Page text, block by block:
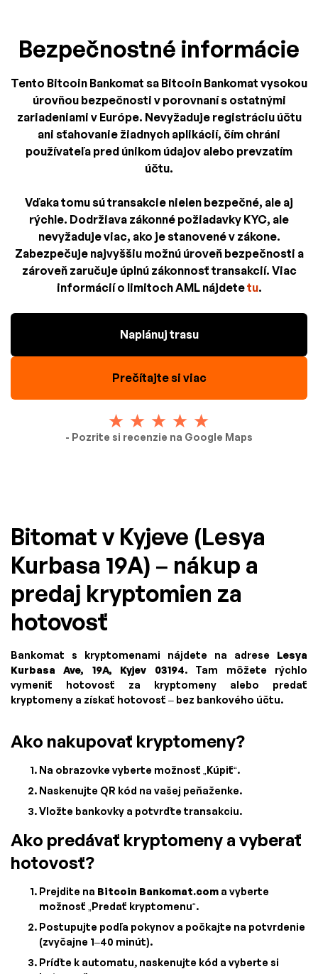
Bezpečnostné informácie
Tento Bitcoin Bankomat sa Bitcoin Bankomat vysokou
úrovňou bezpečnosti v porovnaní s ostatnými
zariadeniami v Európe. Nevyžaduje registráciu účtu
ani sťahovanie žiadnych aplikácií, čím chráni
používateľa pred únikom údajov alebo prevzatím
účtu.
Vďaka tomu sú transakcie nielen bezpečné, ale aj
rýchle. Dodržiava zákonné požiadavky KYC, ale
nevyžaduje viac, ako je stanovené v zákone.
Zabezpečuje najvyššiu možnú úroveň bezpečnosti a
zároveň zaručuje úplnú zákonnosť transakcií. Viac
informácií o limitoch AML nájdetetu.
Naplánuj trasu
Prečítajte si viac
- Pozrite si recenzie na Google Maps
Bitomat v Kyjeve (Lesya
Kurbasa 19A) – nákup a
predaj kryptomien za
hotovosť
Bankomat s kryptomenami nájdete na adrese Lesya
Kurbasa Ave, 19A, Kyjev 03194. Tam môžete rýchlo
vymeniť hotovosť za kryptomeny alebo predať
kryptomeny a získať hotovosť – bez bankového účtu.
Ako nakupovať kryptomeny?
Na obrazovke vyberte možnosť „Kúpiť“.
Naskenujte QR kód na vašej peňaženke.
Vložte bankovky a potvrďte transakciu.
Ako predávať kryptomeny a vyberať
hotovosť?
Prejdite na Bitcoin Bankomat.com a vyberte
možnosť „Predať kryptomenu“.
Postupujte podľa pokynov a počkajte na potvrdenie
(zvyčajne 1–40 minút).
Príďte k automatu, naskenujte kód a vyberte si